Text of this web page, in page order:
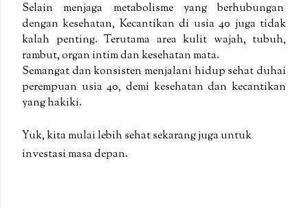
Selain menjaga metabolisme yang berhubungan
dengan kesehatan, Kecantikan di usia 40 juga tidak
kalah penting. Terutama area kulit wajah, tubuh,
rambut, organ intim dan kesehatan mata.
Semangat dan konsisten menjalani hidup sehat duhai
perempuan usia 40, demi kesehatan dan kecantikan
yang hakiki.
Yuk, kita mulai lebih sehat sekarang juga untuk
investasi masa depan.